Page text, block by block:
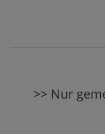
>> Nur